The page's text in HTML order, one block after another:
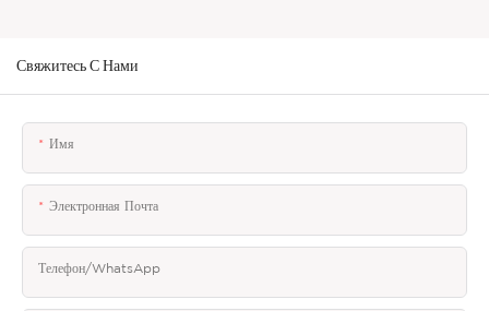
Свяжитесь С Нами
Имя
Электронная Почта
Телефон/WhatsApp